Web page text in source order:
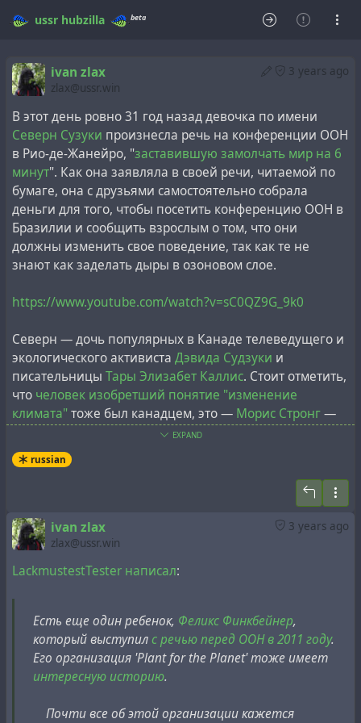
ussr hubzilla beta
3 years ago
ivan zlax
zlax@ussr.win
В этот день ровно 31 год назад девочка по имени
Северн Сузуки произнесла речь на конференции ООН
в Рио-де-Жанейро, "заставившую замолчать мир на 6
минут". Как она заявляла в своей речи, читаемой по
бумаге, она с друзьями самостоятельно собрала
деньги для того, чтобы посетить конференцию ООН в
Бразилии и сообщить взрослым о том, что они
должны изменить свое поведение, так как те не
знают как заделать дыры в озоновом слое.
https://www.youtube.com/watch?v=sC0QZ9G_9k0
Северн — дочь популярных в Канаде телеведущего и
экологического активиста Дэвида Судзуки и
писательницы Тары Элизабет Каллис. Стоит отметить,
что человек изобретший понятие "изменение
климата"тоже был канадцем, это — Морис Стронг—
председатель правления королевской нефтяной
корпорации
нефтяной магнат организовал "
де-Жанейро, крупнейшее политическое собрание в
истории, на котором выступила канадская девочка,
заявившая, что "не имеет тайных планов, сражаясь за
свое будущее".
На этой конференции после чувственной речи
девочки был принят программный план ООН
Повестка дня на XXI век" ("Agenda 21") "с целью
устойчивого развития ". За год до публикации "Agenda
21", в книге "Первая глобальная революция "
Александра Кинга(одного из разработчиков понятия
EXPAND
russian
3 years ago
ivan zlax
zlax@ussr.win
LackmustestTester написал:
Есть еще один ребенок, Феликс Финкбейнер,
который выступилс речью перед ООН в 2011 году.
Его организация 'Plant for the Planet' тоже имеет
интересную историю.
Почти все об этой организации кажется